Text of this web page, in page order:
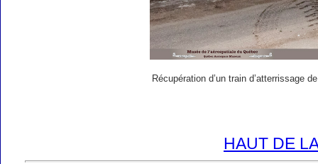
Récupération d’un train d’atterrissage
HAUT DE